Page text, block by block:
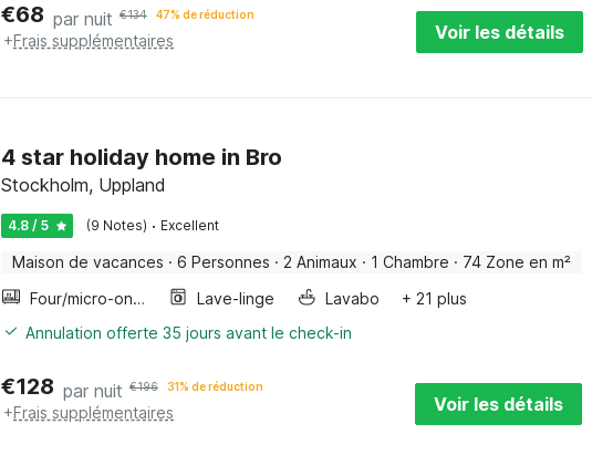
€68 par nuit €134 47% de réduction
+Frais supplémentaires Voir les détails
4 star holiday home in Bro
Stockholm, Uppland
4.8 / 5 (9 Notes) · Excellent
Maison de vacances · 6 Personnes · 2 Animaux · 1 Chambre · 74 Zone en m²
Four/micro-onde combinés
Lave-linge Lavabo
+ 21 plus
Annulation offerte 35 jours avant le check-in
€128 par nuit €196 31% de réduction
+Frais supplémentaires Voir les détails